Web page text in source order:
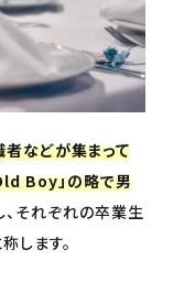
などが集まって
Boy」の略で男
、それぞれの卒業生
します。